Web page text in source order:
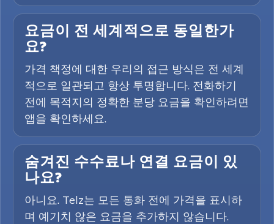
요금이 전 세계적으로 동일한가
요?
가격 책정에 대한 우리의 접근 방식은 전 세계
적으로 일관되고 항상 투명합니다. 전화하기
전에 목적지의 정확한 분당 요금을 확인하려면
앱을 확인하세요.
숨겨진 수수료나 연결 요금이 있
나요?
아니요. Telz는 모든 통화 전에 가격을 표시하
며 예기치 않은 요금을 추가하지 않습니다.